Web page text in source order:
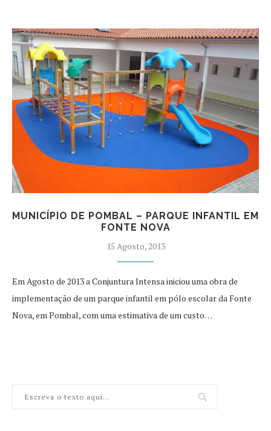
MUNICÍPIO DE POMBAL – PARQUE INFANTIL EM
FONTE NOVA
15 Agosto, 2013
Em Agosto de 2013 a Conjuntura Intensa iniciou uma obra de
implementação de um parque infantil em pólo escolar da Fonte
Nova, em Pombal, com uma estimativa de um custo…